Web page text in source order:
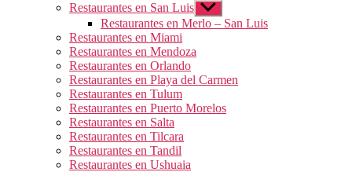
Restaurantes en San Luis Mostrar
el
submenú
Restaurantes en Merlo – San Luis
Restaurantes en Miami
Restaurantes en Mendoza
Restaurantes en Orlando
Restaurantes en Playa del Carmen
Restaurantes en Tulum
Restaurantes en Puerto Morelos
Restaurantes en Salta
Restaurantes en Tilcara
Restaurantes en Tandil
Restaurantes en Ushuaia